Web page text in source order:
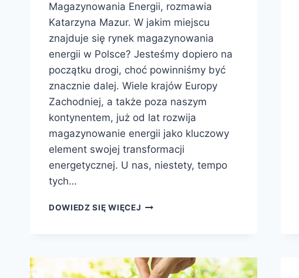
Magazynowania Energii, rozmawia
Katarzyna Mazur. W jakim miejscu
znajduje się rynek magazynowania
energii w Polsce? Jesteśmy dopiero na
początku drogi, choć powinniśmy być
znacznie dalej. Wiele krajów Europy
Zachodniej, a także poza naszym
kontynentem, już od lat rozwija
magazynowanie energii jako kluczowy
element swojej transformacji
energetycznej. U nas, niestety, tempo
tych…
DOWIEDZ SIĘ WIĘCEJ